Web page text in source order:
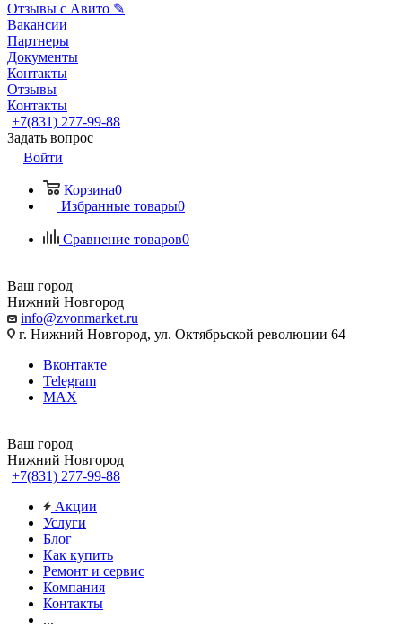
Отзывы с Авито ✎
Вакансии
Партнеры
Документы
Контакты
Отзывы
Контакты
+7(831) 277-99-88
Задать вопрос
Войти
Корзина0
Избранные товары0
Сравнение товаров0
Ваш город
Нижний Новгород
info@zvonmarket.ru
г. Нижний Новгород, ул. Октябрьской революции 64
Вконтакте
Telegram
MAX
Ваш город
Нижний Новгород
+7(831) 277-99-88
Акции
Услуги
Блог
Как купить
Ремонт и сервис
Компания
Контакты
...